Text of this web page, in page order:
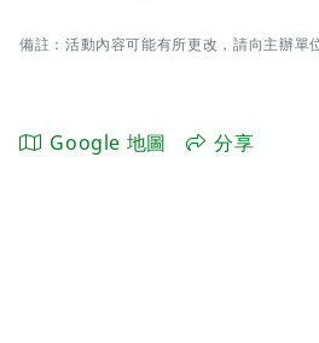
備註：活動內容可能有所更改，請向主辦單
Google 地圖 分享